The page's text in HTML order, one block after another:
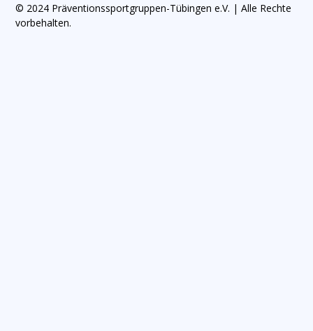
© 2024 Präventionssportgruppen-Tübingen e.V. | Alle Rechte
vorbehalten.